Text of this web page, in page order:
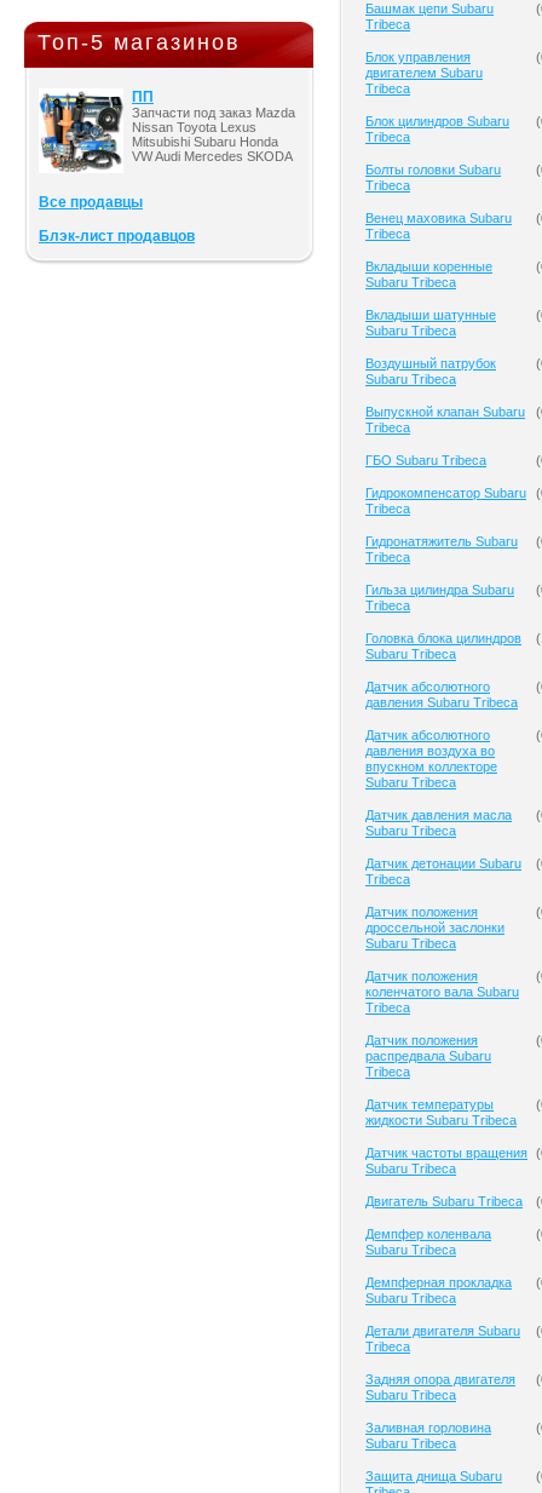
Топ-5 магазинов
ПП
Запчасти под заказ Mazda
Nissan Toyota Lexus
Mitsubishi Subaru Honda
VW Audi Mercedes SKODA
Все продавцы
Блэк-лист продавцов
Башмак цепи Subaru
Tribeca
(
Блок управления
двигателем Subaru
Tribeca
(
Блок цилиндров Subaru
Tribeca
(
Болты головки Subaru
Tribeca
(
Венец маховика Subaru
Tribeca
(
Вкладыши коренные
Subaru Tribeca
(
Вкладыши шатунные
Subaru Tribeca
(
Воздушный патрубок
Subaru Tribeca
(
Выпускной клапан Subaru
Tribeca
(
ГБО Subaru Tribeca (
Гидрокомпенсатор Subaru
Tribeca
(
Гидронатяжитель Subaru
Tribeca
(
Гильза цилиндра Subaru
Tribeca
(
Головка блока цилиндров
Subaru Tribeca
(
Датчик абсолютного
давления Subaru Tribeca
(
Датчик абсолютного
давления воздуха во
впускном коллекторе
Subaru Tribeca
(
Датчик давления масла
Subaru Tribeca
(
Датчик детонации Subaru
Tribeca
(
Датчик положения
дроссельной заслонки
Subaru Tribeca
(
Датчик положения
коленчатого вала Subaru
Tribeca
(
Датчик положения
распредвала Subaru
Tribeca
(
Датчик температуры
жидкости Subaru Tribeca
(
Датчик частоты вращения
Subaru Tribeca
(
Двигатель Subaru Tribeca (
Демпфер коленвала
Subaru Tribeca
(
Демпферная прокладка
Subaru Tribeca
(
Детали двигателя Subaru
Tribeca
(
Задняя опора двигателя
Subaru Tribeca
(
Заливная горловина
Subaru Tribeca
(
Защита днища Subaru
(